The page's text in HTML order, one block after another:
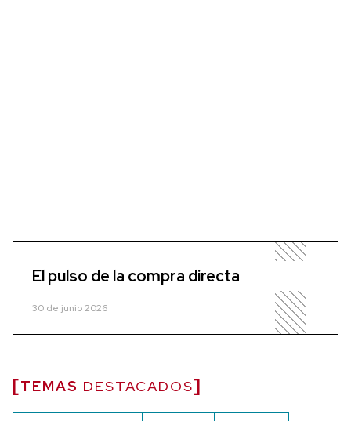
El pulso de la compra directa
30 de junio 2026
TEMAS DESTACADOS